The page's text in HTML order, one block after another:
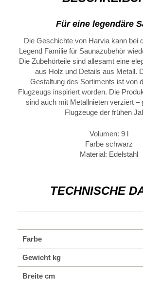
Für eine legendäre
Die Geschichte von Harvia kann bei
Legend Familie für Saunazubehör
Die Zubehörteile sind allesamt eine
aus Holz und Details aus Metall.
Gestaltung des Sortiments ist von
Flugzeugs inspiriert worden. Die
sind auch mit Metallnieten verziert –
Flugzeuge der frühen
Volumen: 9 l
Farbe schwarz
Material: Edelstahl
TECHNISCHE
Farbe
Gewicht kg
Breite cm